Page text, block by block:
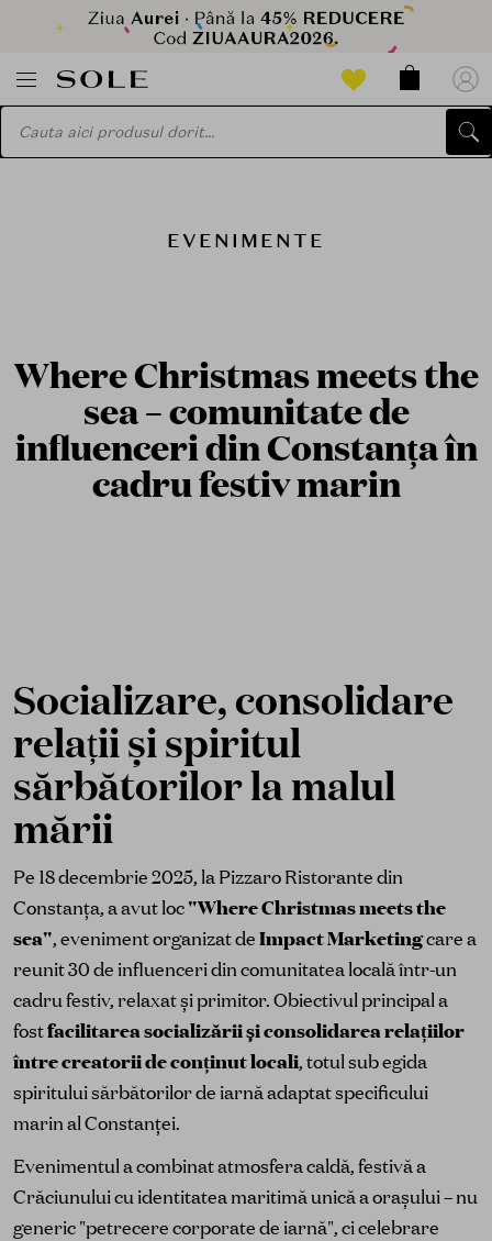
EVENIMENTE
Where Christmas meets the
sea – comunitate de
influenceri din Constanța în
cadru festiv marin
Socializare, consolidare
relații și spiritul
sărbătorilor la malul
mării
Pe 18 decembrie 2025, la Pizzaro Ristorante din
Constanța, a avut loc"Where Christmas meets the
sea", eveniment organizat deImpact Marketingcare a
reunit 30 de influenceri din comunitatea locală într-un
cadru festiv, relaxat și primitor. Obiectivul principal a
fostfacilitarea socializării și consolidarea relațiilor
între creatorii de conținut locali, totul sub egida
spiritului sărbătorilor de iarnă adaptat specificului
marin al Constanței.
Evenimentul a combinat atmosfera caldă, festivă a
Crăciunului cu identitatea maritimă unică a orașului – nu
generic "petrecere corporate de iarnă", ci celebrare